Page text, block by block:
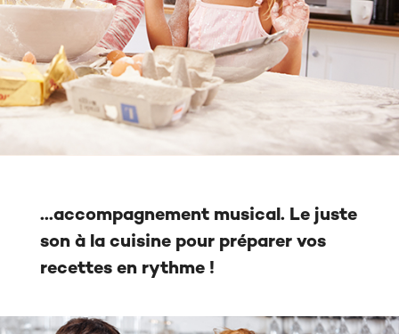
...accompagnement musical. Le juste
son à la cuisine pour préparer vos
recettes en rythme !